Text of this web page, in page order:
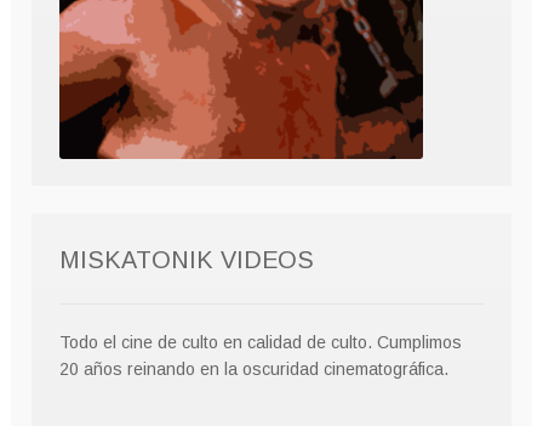
MISKATONIK VIDEOS
Todo el cine de culto en calidad de culto. Cumplimos
20 años reinando en la oscuridad cinematográfica.